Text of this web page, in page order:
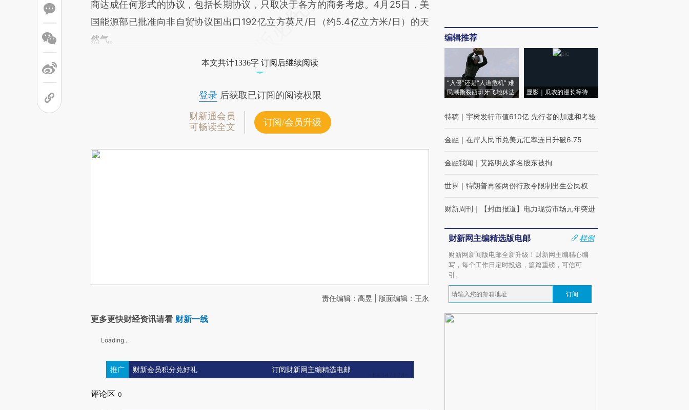
商达成任何形式的协议，包括长期协议，只取决于各方的商务考虑。4月25日，美
国能源部已批准向非自贸协议国出口192亿立方英尺/日（约5.4亿立方米/日）的天
然气。
本文共计1336字 订阅后继续阅读
登录后获取已订阅的阅读权限
财新通会员
可畅读全文
订阅/会员升级
责任编辑：高昱 | 版面编辑：王永
更多更快财经资讯请看 财新一线
Loading...
推广 财新会员积分兑好礼 订阅财新网主编精选电邮
评论区 0
编辑推荐
“入侵”还是“人道危机” 难
民潮撕裂西班牙飞地休达
显影｜瓜农的漫长等待
特稿 ｜ 宇树发行市值610亿 先行者的加速和考验
金融 ｜ 在岸人民币兑美元汇率连日升破6.75
金融我闻 ｜ 艾路明及多名股东被拘
世界 ｜ 特朗普再签两份行政令限制出生公民权
财新周刊 ｜ 【封面报道】电力现货市场元年突进
财新网主编精选版电邮
样例
财新网新闻版电邮全新升级！财新网主编精心编
写，每个工作日定时投递，篇篇重磅，可信可
引。
订阅